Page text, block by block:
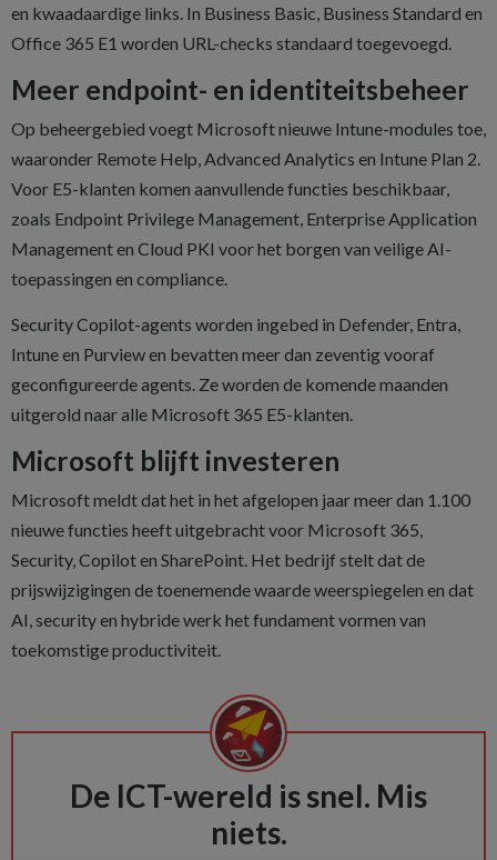
en kwaadaardige links. In Business Basic, Business Standard en
Office 365 E1 worden URL-checks standaard toegevoegd.
Meer endpoint- en identiteitsbeheer
Op beheergebied voegt Microsoft nieuwe Intune-modules toe,
waaronder Remote Help, Advanced Analytics en Intune Plan 2.
Voor E5-klanten komen aanvullende functies beschikbaar,
zoals Endpoint Privilege Management, Enterprise Application
Management en Cloud PKI voor het borgen van veilige AI-
toepassingen en compliance.
Security Copilot-agents worden ingebed in Defender, Entra,
Intune en Purview en bevatten meer dan zeventig vooraf
geconfigureerde agents. Ze worden de komende maanden
uitgerold naar alle Microsoft 365 E5-klanten.
Microsoft blijft investeren
Microsoft meldt dat het in het afgelopen jaar meer dan 1.100
nieuwe functies heeft uitgebracht voor Microsoft 365,
Security, Copilot en SharePoint. Het bedrijf stelt dat de
prijswijzigingen de toenemende waarde weerspiegelen en dat
AI, security en hybride werk het fundament vormen van
toekomstige productiviteit.
De ICT-wereld is snel. Mis
niets.